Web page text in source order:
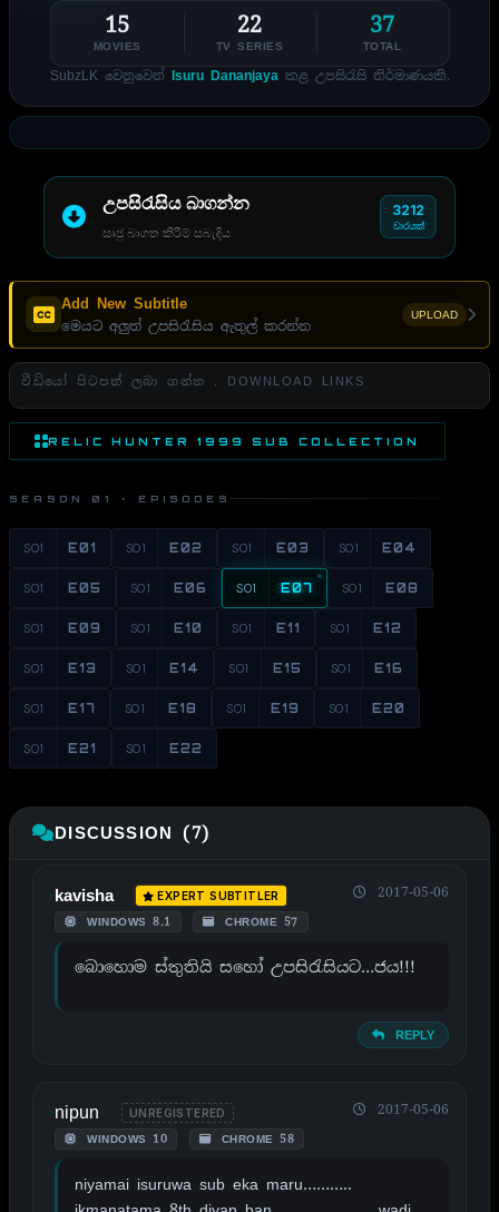
15
MOVIES
22
TV SERIES
37
TOTAL
SubzLK වෙනුවෙන් Isuru Dananjayaකළ උපසිරැසි නිර්මාණයකි.
උපසිරැසිය බාගන්න
සෘජු බාගත කිරීම් සබැඳිය
3212
වාරයක්
Add New Subtitle
මෙයට අලුත් උපසිරැසිය ඇතුල් කරන්න
UPLOAD
වීඩියෝ පිටපත් ලබා ගන්න . DOWNLOAD LINKS
RELIC HUNTER 1999 SUB COLLECTION
SEASON 01 · EPISODES
S01 E01 S01 E02 S01 E03 S01 E04
S01 E05 S01 E06 S01 E07 S01 E08
S01 E09 S01 E10 S01 E11 S01 E12
S01 E13 S01 E14 S01 E15 S01 E16
S01 E17 S01 E18 S01 E19 S01 E20
S01 E21 S01 E22
DISCUSSION (7)
kavisha EXPERT SUBTITLER
WINDOWS 8.1 CHROME 57
2017-05-06
බොහොම ස්තුතියි සහෝ උපසිරැසියට…ජය!!!
REPLY
nipun UNREGISTERED
WINDOWS 10 CHROME 58
2017-05-06
niyamai isuruwa sub eka maru………..